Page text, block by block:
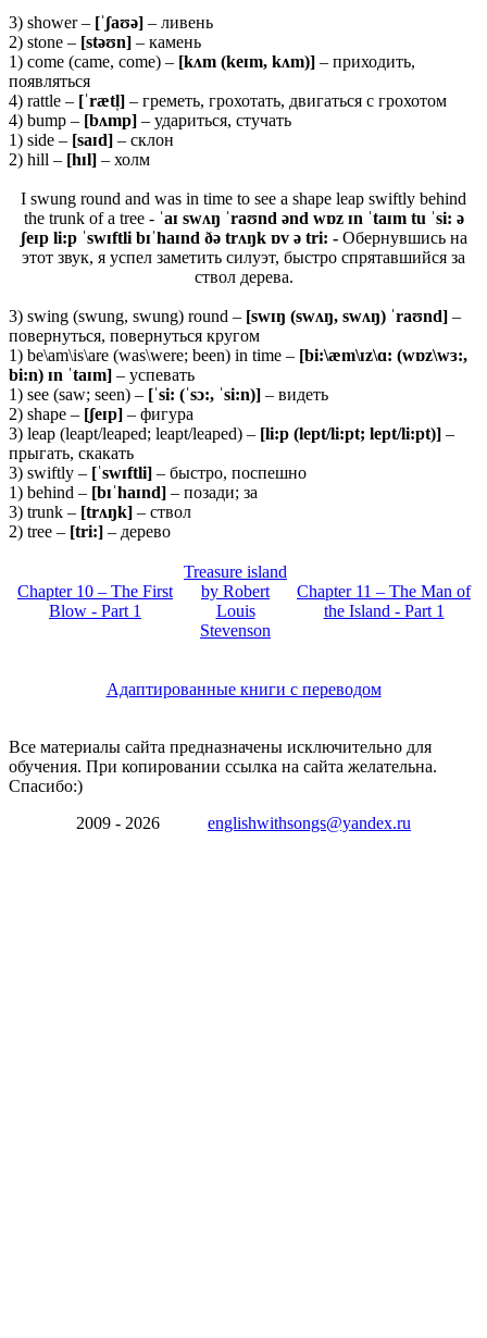
3) shower – [ˈʃaʊə] – ливень
2) stone – [stəʊn] – камень
1) come (came, come) – [kʌm (keɪm, kʌm)] – приходить,
появляться
4) rattle – [ˈrætl̩] – греметь, грохотать, двигаться с грохотом
4) bump – [bʌmp] – удариться, стучать
1) side – [saɪd] – склон
2) hill – [hɪl] – холм
I swung round and was in time to see a shape leap swiftly behind
the trunk of a tree - ˈaɪ swʌŋ ˈraʊnd ənd wɒz ɪn ˈtaɪm tu ˈsi: ə
ʃeɪp li:p ˈswɪftli bɪˈhaɪnd ðə trʌŋk ɒv ə tri: - Обернувшись на
этот звук, я успел заметить силуэт, быстро спрятавшийся за
ствол дерева.
3) swing (swung, swung) round – [swɪŋ (swʌŋ, swʌŋ) ˈraʊnd] –
повернуться, повернуться кругом
1) be\am\is\are (was\were; been) in time – [bi:\æm\ɪz\ɑ: (wɒz\wɜ:,
bi:n) ɪn ˈtaɪm] – успевать
1) see (saw; seen) – [ˈsi: (ˈsɔ:, ˈsi:n)] – видеть
2) shape – [ʃeɪp] – фигура
3) leap (leapt/leaped; leapt/leaped) – [li:p (lept/li:pt; lept/li:pt)] –
прыгать, скакать
3) swiftly – [ˈswɪftli] – быстро, поспешно
1) behind – [bɪˈhaɪnd] – позади; за
3) trunk – [trʌŋk] – ствол
2) tree – [tri:] – дерево
Chapter 10 – The First
Blow - Part 1
Treasure island
by Robert
Louis
Stevenson
Chapter 11 – The Man of
the Island - Part 1
Адаптированные книги с переводом
Все материалы сайта предназначены исключительно для
обучения. При копировании ссылка на сайта желательна.
Спасибо:)
2009 - 2026 englishwithsongs@yandex.ru